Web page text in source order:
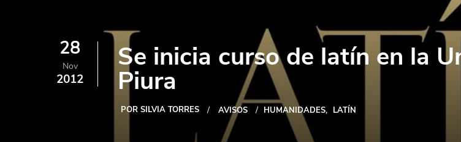
28
Nov
2012
Se inicia curso de latín en la
Piura
POR SILVIA TORRES AVISOS HUMANIDADES LATÍN